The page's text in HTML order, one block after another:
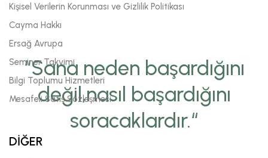
“Sana neden başardığını
değil,nasıl başardığını
soracaklardır.“
Kişisel Verilerin Korunması ve Gizlilik Politikası
Cayma Hakkı
Ersağ Avrupa
Seminer Takvimi
Bilgi Toplumu Hizmetleri
Mesafeli Satış Sözleşmesi
DİĞER